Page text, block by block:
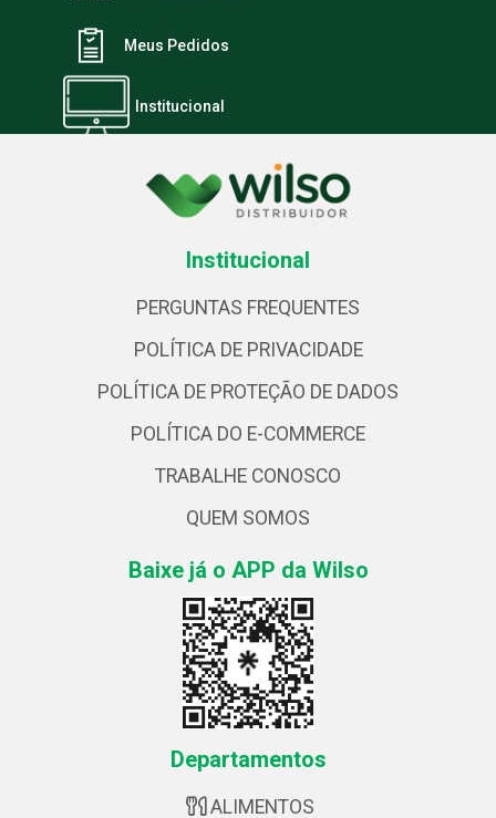
Meus Pedidos
Institucional
Institucional
PERGUNTAS FREQUENTES
POLÍTICA DE PRIVACIDADE
POLÍTICA DE PROTEÇÃO DE DADOS
POLÍTICA DO E-COMMERCE
TRABALHE CONOSCO
QUEM SOMOS
Baixe já o APP da Wilso
Departamentos
ALIMENTOS